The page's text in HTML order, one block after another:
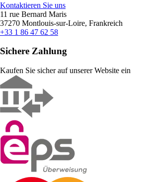
Kontaktieren Sie uns
11 rue Bernard Maris
37270 Montlouis-sur-Loire, Frankreich
+33 1 86 47 62 58
Sichere Zahlung
Kaufen Sie sicher auf unserer Website ein